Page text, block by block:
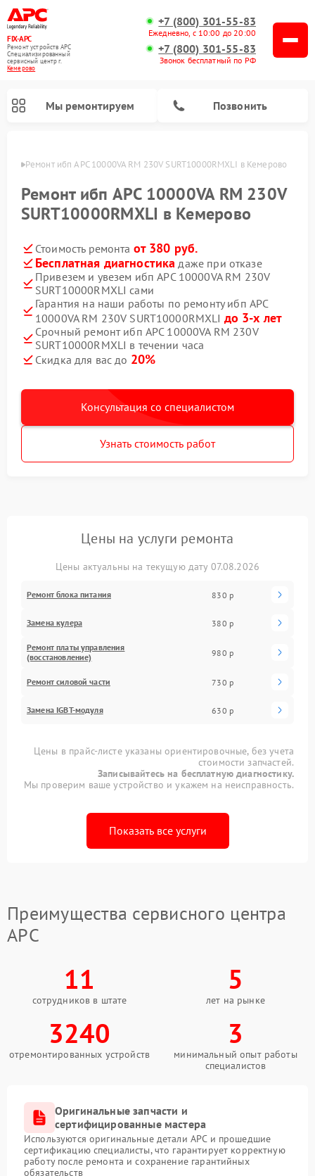
FIX-APC
Ремонт устройств APC
Специализированный
cервисный центр г.
Кемерово
+7 (800) 301-55-83
Ежедневно, с 10:00 до 20:00
+7 (800) 301-55-83
Звонок бесплатный по РФ
Мы ремонтируем Позвонить
Ремонт ибп APC 10000VA RM 230V SURT10000RMXLI в Кемерово
Ремонт ибп APC 10000VA RM 230V
SURT10000RMXLI в Кемерово
Стоимость ремонта от 380 руб.
Бесплатная диагностика даже при отказе
Привезем и увезем ибп APC 10000VA RM 230V
SURT10000RMXLI сами
Гарантия на наши работы по ремонту ибп APC
10000VA RM 230V SURT10000RMXLI до 3-х лет
Срочный ремонт ибп APC 10000VA RM 230V
SURT10000RMXLI в течении часа
Скидка для вас до 20%
Консультация со специалистом
Узнать стоимость работ
Цены на услуги ремонта
Цены актуальны на текущую дату 07.08.2026
Ремонт блока питания 830 р
Замена кулера 380 р
Ремонт платы управления
(восстановление)
980 р
Ремонт силовой части 730 р
Замена IGBT-модуля 630 р
Цены в прайс-листе указаны ориентировочные, без учета
стоимости запчастей.
Записывайтесь на бесплатную диагностику.
Мы проверим ваше устройство и укажем на неисправность.
Показать все услуги
Преимущества сервисного центра
APC
11
сотрудников в штате
5
лет на рынке
3240
отремонтированных устройств
3
минимальный опыт работы
специалистов
Оригинальные запчасти и
сертифицированные мастера
Используются оригинальные детали APC и прошедшие
сертификацию специалисты, что гарантирует корректную
работу после ремонта и сохранение гарантийных
обязательств